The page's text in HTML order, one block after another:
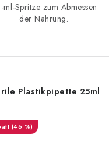
ml-Spritze zum Abmessen
der Nahrung.
Plastikpipette 25ml
(46 %)